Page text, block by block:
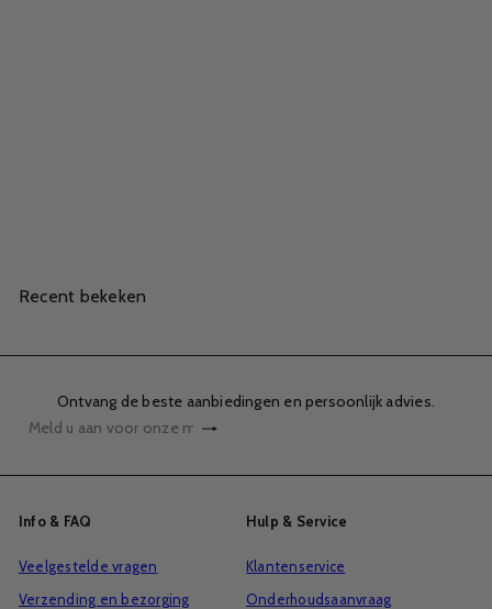
Recent bekeken
Ontvang de beste aanbiedingen en persoonlijk advies.
Abonneren
Meld
voor
mailinglijst
Info & FAQ
Veelgestelde vragen
Verzending en bezorging
Hulp & Service
Klantenservice
Onderhoudsaanvraag